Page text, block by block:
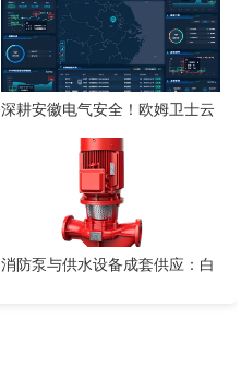
深耕安徽电气安全！欧姆卫士云
平台构筑电气火灾智能监测防线
消防泵与供水设备成套供应：白